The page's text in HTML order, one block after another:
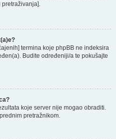
pretraživanja].
termina koje phpBB ne indeksira
Budite određeniji/a te pokušajte
koje server nije mogao obraditi.
pretražnikom.